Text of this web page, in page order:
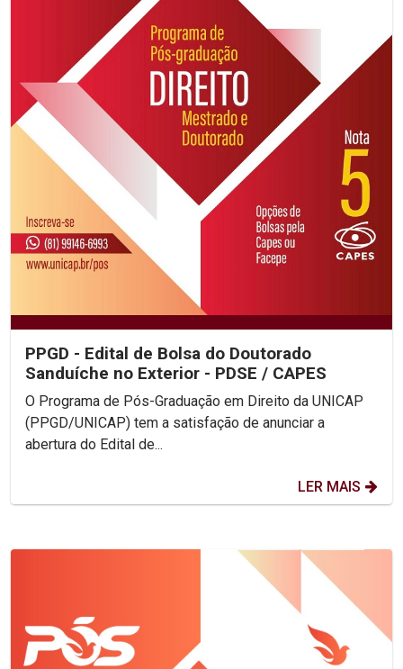
PPGD - Edital de Bolsa do Doutorado
Sanduíche no Exterior - PDSE / CAPES
O Programa de Pós-Graduação em Direito da UNICAP
(PPGD/UNICAP) tem a satisfação de anunciar a
abertura do Edital de...
LER MAIS